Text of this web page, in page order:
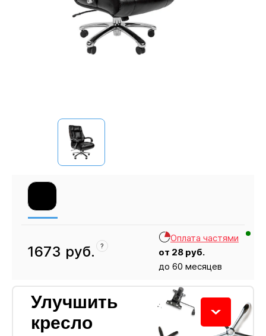
1673 руб. ?
Оплата частями
от 28 руб.
до 60 месяцев
Улучшить
кресло